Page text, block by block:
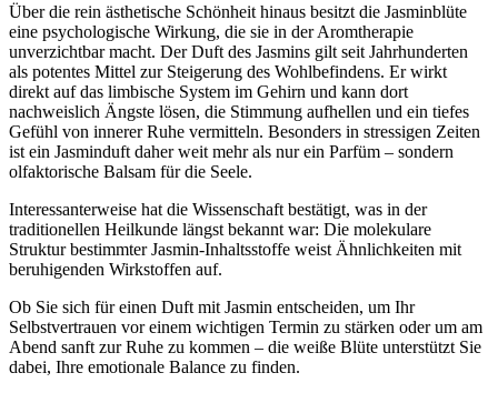
Über die rein ästhetische Schönheit hinaus besitzt die Jasminblüte
eine psychologische Wirkung, die sie in der Aromtherapie
unverzichtbar macht. Der Duft des Jasmins gilt seit Jahrhunderten
als potentes Mittel zur Steigerung des Wohlbefindens. Er wirkt
direkt auf das limbische System im Gehirn und kann dort
nachweislich Ängste lösen, die Stimmung aufhellen und ein tiefes
Gefühl von innerer Ruhe vermitteln. Besonders in stressigen Zeiten
ist ein Jasminduft daher weit mehr als nur ein Parfüm – sondern
olfaktorische Balsam für die Seele.
Interessanterweise hat die Wissenschaft bestätigt, was in der
traditionellen Heilkunde längst bekannt war: Die molekulare
Struktur bestimmter Jasmin-Inhaltsstoffe weist Ähnlichkeiten mit
beruhigenden Wirkstoffen auf.
Ob Sie sich für einen Duft mit Jasmin entscheiden, um Ihr
Selbstvertrauen vor einem wichtigen Termin zu stärken oder um am
Abend sanft zur Ruhe zu kommen – die weiße Blüte unterstützt Sie
dabei, Ihre emotionale Balance zu finden.